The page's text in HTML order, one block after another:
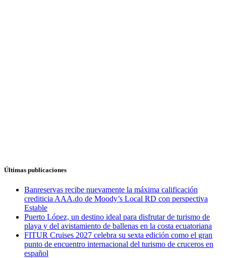
Últimas publicaciones
Banreservas recibe nuevamente la máxima calificación
crediticia AAA.do de Moody’s Local RD con perspectiva
Estable
Puerto López, un destino ideal para disfrutar de turismo de
playa y del avistamiento de ballenas en la costa ecuatoriana
FITUR Cruises 2027 celebra su sexta edición como el gran
punto de encuentro internacional del turismo de cruceros en
español